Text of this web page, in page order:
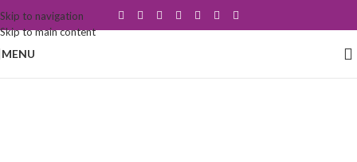
Skip to navigation
Skip to main content
MENU